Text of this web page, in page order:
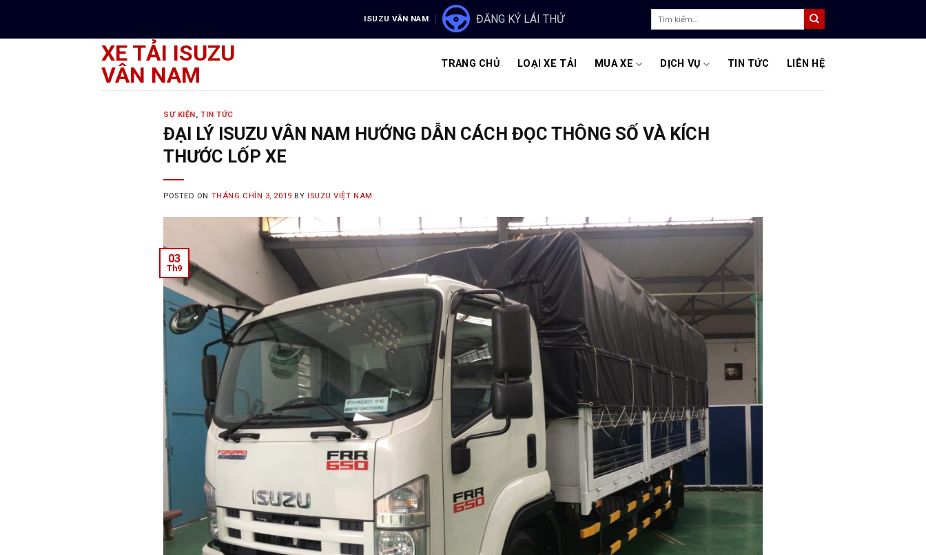
content
ISUZU VÂN NAM ĐĂNG KÝ LÁI THỬ
XE TẢI ISUZU
VÂN NAM
TRANG CHỦ LOẠI XE TẢI MUA XE DỊCH VỤ TIN TỨC LIÊN HỆ
SỰ KIỆN,TIN TỨC
ĐẠI LÝ ISUZU VÂN NAM HƯỚNG DẪN CÁCH ĐỌC THÔNG SỐ VÀ KÍCH
THƯỚC LỐP XE
POSTED ON THÁNG CHÍN 3, 2019 BY ISUZU VIỆT NAM
03
Th9